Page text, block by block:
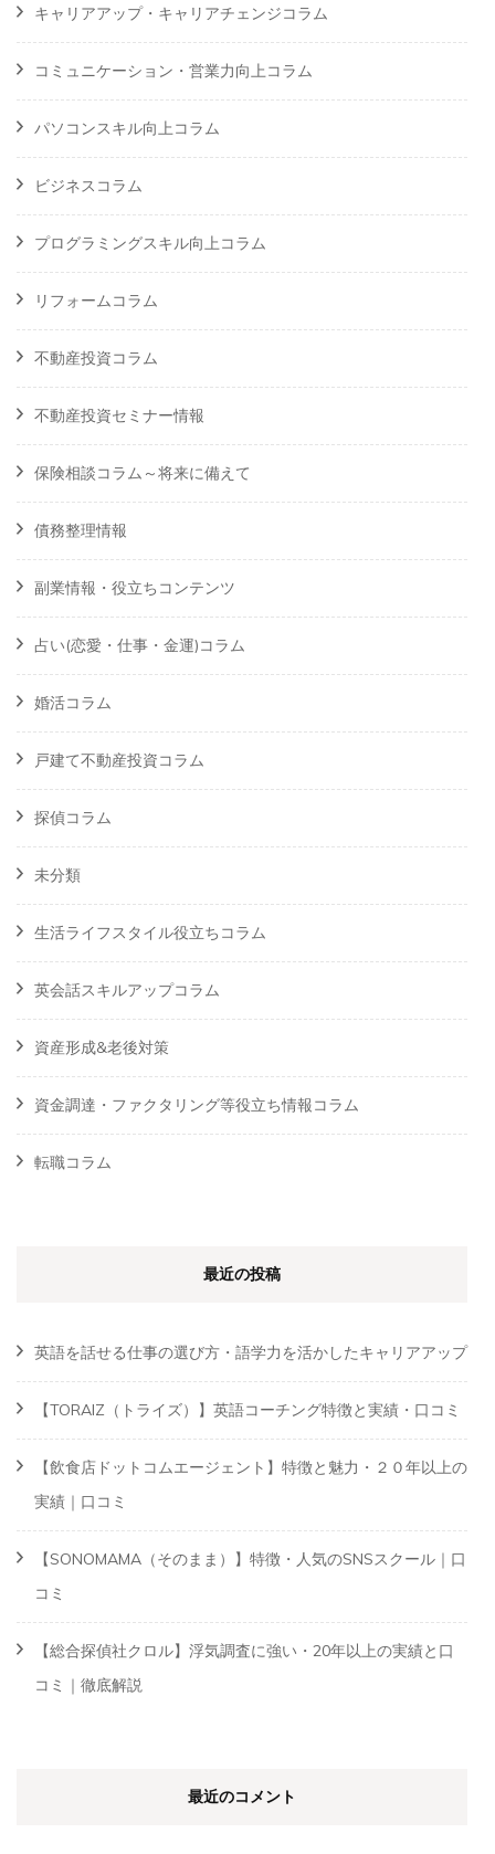
キャリアアップ・キャリアチェンジコラム
コミュニケーション・営業力向上コラム
パソコンスキル向上コラム
ビジネスコラム
プログラミングスキル向上コラム
リフォームコラム
不動産投資コラム
不動産投資セミナー情報
保険相談コラム～将来に備えて
債務整理情報
副業情報・役立ちコンテンツ
占い(恋愛・仕事・金運)コラム
婚活コラム
戸建て不動産投資コラム
探偵コラム
未分類
生活ライフスタイル役立ちコラム
英会話スキルアップコラム
資産形成&老後対策
資金調達・ファクタリング等役立ち情報コラム
転職コラム
最近の投稿
英語を話せる仕事の選び方・語学力を活かしたキャリアアップ
【TORAIZ（トライズ）】英語コーチング特徴と実績・口コミ
【飲食店ドットコムエージェント】特徴と魅力・２０年以上の
実績｜口コミ
【SONOMAMA（そのまま）】特徴・人気のSNSスクール｜口
コミ
【総合探偵社クロル】浮気調査に強い・20年以上の実績と口
コミ｜徹底解説
最近のコメント